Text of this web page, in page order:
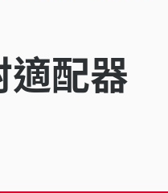
適配器